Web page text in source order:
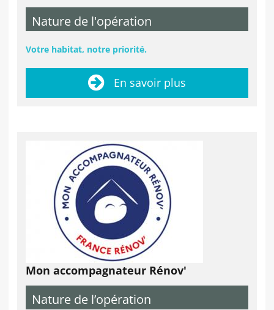
Nature de l'opération
Votre habitat, notre priorité.
En savoir plus
Mon accompagnateur Rénov'
Nature de l’opération